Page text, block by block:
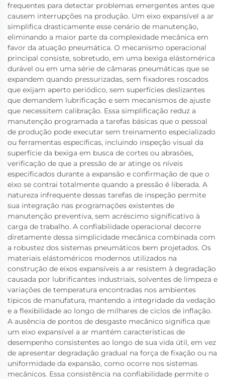
frequentes para detectar problemas emergentes antes que
causem interrupções na produção. Um eixo expansível a ar
simplifica drasticamente esse cenário de manutenção,
eliminando a maior parte da complexidade mecânica em
favor da atuação pneumática. O mecanismo operacional
principal consiste, sobretudo, em uma bexiga elástomérica
durável ou em uma série de câmaras pneumáticas que se
expandem quando pressurizadas, sem fixadores roscados
que exijam aperto periódico, sem superfícies deslizantes
que demandem lubrificação e sem mecanismos de ajuste
que necessitem calibração. Essa simplificação reduz a
manutenção programada a tarefas básicas que o pessoal
de produção pode executar sem treinamento especializado
ou ferramentas específicas, incluindo inspeção visual da
superfície da bexiga em busca de cortes ou abrasões,
verificação de que a pressão de ar atinge os níveis
especificados durante a expansão e confirmação de que o
eixo se contrai totalmente quando a pressão é liberada. A
natureza infrequente dessas tarefas de inspeção permite
sua integração nas programações existentes de
manutenção preventiva, sem acréscimo significativo à
carga de trabalho. A confiabilidade operacional decorre
diretamente dessa simplicidade mecânica combinada com
a robustez dos sistemas pneumáticos bem projetados. Os
materiais elástoméricos modernos utilizados na
construção de eixos expansíveis a ar resistem à degradação
causada por lubrificantes industriais, solventes de limpeza e
variações de temperatura encontradas nos ambientes
típicos de manufatura, mantendo a integridade da vedação
e a flexibilidade ao longo de milhares de ciclos de inflação.
A ausência de pontos de desgaste mecânico significa que
um eixo expansível a ar mantém características de
desempenho consistentes ao longo de sua vida útil, em vez
de apresentar degradação gradual na força de fixação ou na
uniformidade da expansão, como ocorre nos sistemas
mecânicos. Essa consistência na confiabilidade permite o